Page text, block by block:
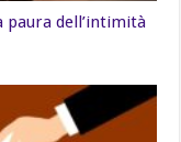
dell’intimità